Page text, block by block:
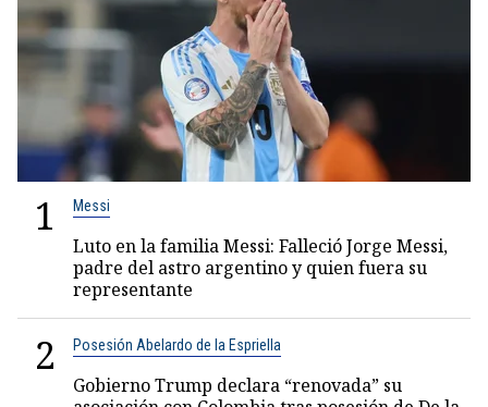
1 Messi
Luto en la familia Messi: Falleció Jorge Messi,
padre del astro argentino y quien fuera su
representante
2 Posesión Abelardo de la Espriella
Gobierno Trump declara “renovada” su